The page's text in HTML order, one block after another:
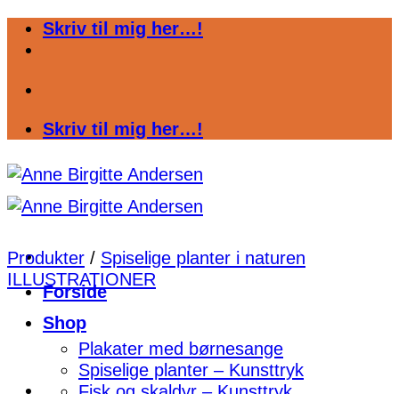
FortsætSkriv til mig her…!
Skriv til mig her…!
Forside
Shop
Plakater med børnesange
Spiselige planter – Kunsttryk
Produkter / Spiselige planter i naturen
ILLUSTRATIONER